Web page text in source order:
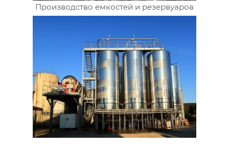
Производство емкостей и резервуаров